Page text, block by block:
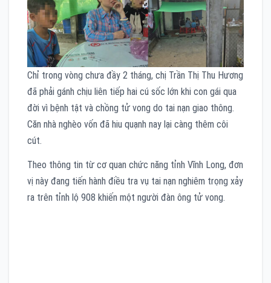
Chỉ trong vòng chưa đầy 2 tháng, chị Trần Thị Thu Hương
đã phải gánh chịu liên tiếp hai cú sốc lớn khi con gái qua
đời vì bệnh tật và chồng tử vong do tai nạn giao thông.
Căn nhà nghèo vốn đã hiu quạnh nay lại càng thêm côi
cút.
Theo thông tin từ cơ quan chức năng tỉnh Vĩnh Long, đơn
vị này đang tiến hành điều tra vụ tai nạn nghiêm trọng xảy
ra trên tỉnh lộ 908 khiến một người đàn ông tử vong.